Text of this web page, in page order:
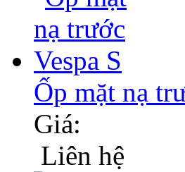
Ốp mặt nạ
Giá:
Liên hệ